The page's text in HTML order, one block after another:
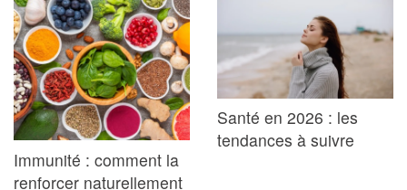
Immunité : comment la
renforcer naturellement
Santé en 2026 : les
tendances à suivre